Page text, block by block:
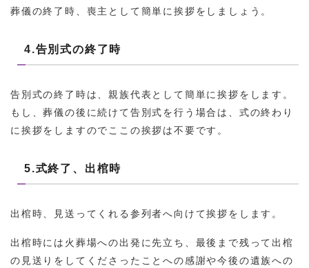
葬儀の終了時、喪主として簡単に挨拶をしましょう。
4.告別式の終了時
告別式の終了時は、親族代表として簡単に挨拶をします。
もし、葬儀の後に続けて告別式を行う場合は、式の終わり
に挨拶をしますのでここの挨拶は不要です。
5.式終了、出棺時
出棺時、見送ってくれる参列者へ向けて挨拶をします。
出棺時には火葬場への出発に先立ち、最後まで残って出棺
の見送りをしてくださったことへの感謝や今後の遺族への